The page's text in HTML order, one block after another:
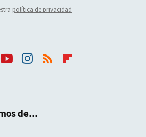
política de privacidad
de...